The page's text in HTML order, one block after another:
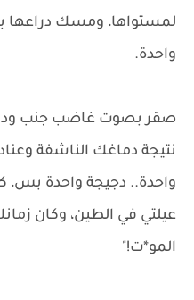
لمستواها، ومسك دراعها
واحدة.
صقر بصوت غاضب جنب
نتيجة دماغك الناشفة
واحدة.. دجيجة واحدة
عيلتي في الطين، وكان
المو*ت!"